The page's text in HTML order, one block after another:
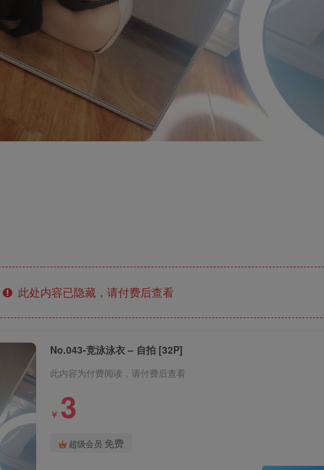
此处内容已隐藏，请付费后查看
No.043-竞泳泳衣 – 自拍 [32P]
此内容为付费阅读，请付费后查看
￥ 3
超级会员 免费